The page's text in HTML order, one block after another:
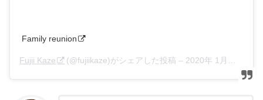
Family reunion
Fujii Kaze (@fujiikaze)がシェアした投稿 – 2020年 1月月5日午前4時47分PST